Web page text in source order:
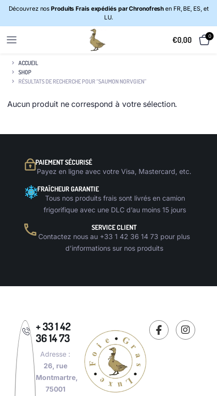
Découvrez nosProduits Frais expédiés par Chronofresh en FR, BE, ES, et
LU.
€0,00 0
ACCUEIL
SHOP
RÉSULTATS DE RECHERCHE POUR “SAUMON NORVGIEN”
Aucun produit ne correspond à votre sélection.
PAIEMENT SÉCURISÉ
Payez en ligne avec votre Visa, Mastercard, etc.
FRAÎCHEUR GARANTIE
Tous nos produits frais sont livrés en camion
frigorifique avec une DLC d’au moins 15 jours
SERVICE CLIENT
Contactez nous au +33 1 42 36 14 73 pour plus
d’informations sur nos produits
+ 33 1 42
36 14 73
Adresse :
26, rue
Montmartre,
75001